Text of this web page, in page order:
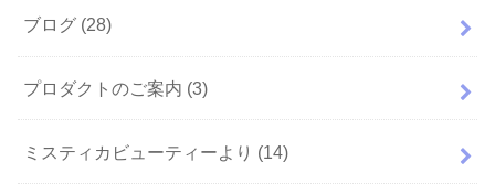
ブログ (28)
プロダクトのご案内 (3)
ミスティカビューティーより (14)